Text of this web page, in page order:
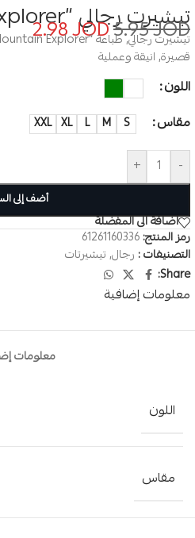
تيشيرت رجالي “Mountain Explorer”
5.95JOD
2.98JOD
قصيرة, انيقة وعملية
اللون
مقاس
S
M
L
XL
XXL
-
+
أضف إلى
اضافة الى المفضلة
رمز المنتج: 61261160336
التصنيفات : رجال, تيشيرتات
Share:
معلومات إضافية
معلومات
اللون
مقاس